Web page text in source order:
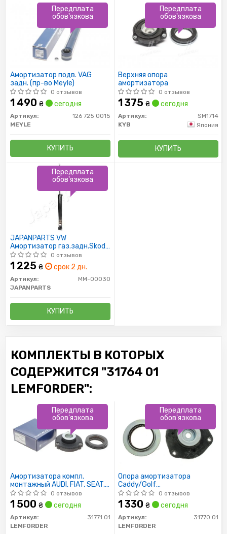
Амортизатор подв. VAG
задн. (пр-во Meyle)
0 отзывов
1 490 ₴ сегодня
Артикул:
126 725 0015
MEYLE
КУПИТЬ
Передплата
обов'язкова
Верхняя опора
амортизатора
0 отзывов
1 375 ₴ сегодня
Артикул:
SM1714
KYB
Япония
КУПИТЬ
Передплата
обов'язкова
JAPANPARTS VW
Амортизатор газ.задн.Skoda
Fabia,Polo 99-0 отзывов
1 225 ₴ срок 2 дн.
Артикул:
MM-00030
JAPANPARTS
КУПИТЬ
Передплата
обов'язкова
КОМПЛЕКТЫ В КОТОРЫХ
СОДЕРЖИТСЯ "31764 01
LEMFORDER":
Амортизатора компл.
монтажный AUDI, FIAT, SEAT,
SKODA, VW передн. ось (пр-во
Lemferder)
0 отзывов
1 500 ₴ сегодня
Артикул:
31771 01
LEMFORDER
Передплата
обов'язкова
Опора амортизатора
Caddy/Golf
04-/Passat/Jetta 05- (с
подшипником)
0 отзывов
1 330 ₴ сегодня
Артикул:
31770 01
LEMFORDER
Передплата
обов'язкова